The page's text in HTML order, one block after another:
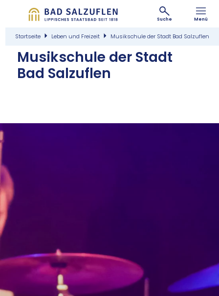
Suche Menü
Startseite Leben und Freizeit Musikschule der Stadt Bad Salzuflen
Mu­sik­schu­le der Stadt
Bad Salz­uflen